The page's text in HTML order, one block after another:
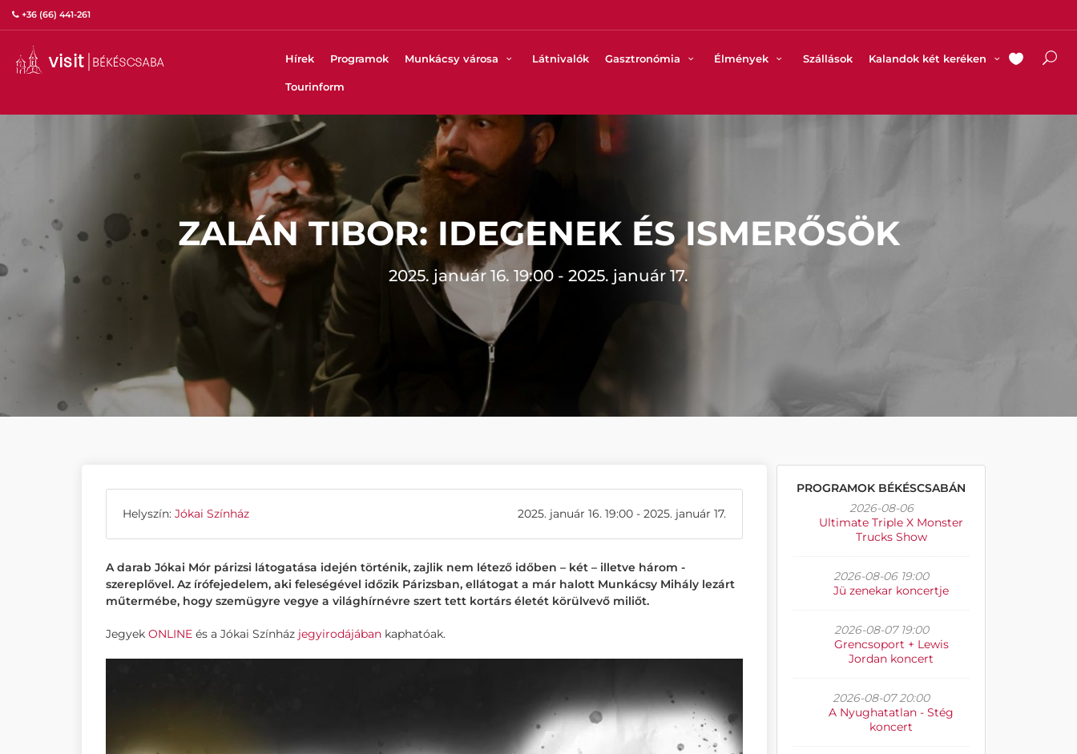
+36 (66) 441-261
Hírek Programok Munkácsy városa Látnivalók Gasztronómia Élmények Szállások Kalandok két keréken
Tourinform
ZALÁN TIBOR: IDEGENEK ÉS ISMERŐSÖK
2025. január 16. 19:00 - 2025. január 17.
Helyszín: Jókai Színház 2025. január 16. 19:00 - 2025. január 17.
A darab Jókai Mór párizsi látogatása idején történik, zajlik nem létező időben – két – illetve három -
szereplővel. Az írófejedelem, aki feleségével időzik Párizsban, ellátogat a már halott Munkácsy Mihály lezárt
műtermébe, hogy szemügyre vegye a világhírnévre szert tett kortárs életét körülvevő miliőt.
Jegyek ONLINE és a Jókai Színház jegyirodájában kaphatóak.
PROGRAMOK BÉKÉSCSABÁN
2026-08-06
Ultimate Triple X Monster
Trucks Show
2026-08-06 19:00
Jü zenekar koncertje
2026-08-07 19:00
Grencsoport + Lewis
Jordan koncert
2026-08-07 20:00
A Nyughatatlan - Stég
koncert